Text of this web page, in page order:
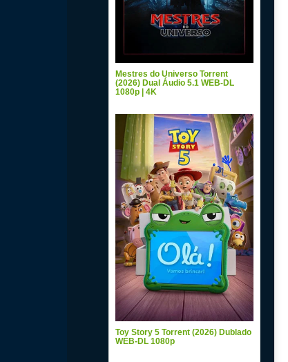
Mestres do Universo Torrent
(2026) Dual Áudio 5.1 WEB-DL
1080p | 4K
Toy Story 5 Torrent (2026) Dublado
WEB-DL 1080p